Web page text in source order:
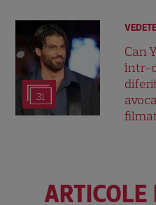
31
Can
într-
ARTICOLE